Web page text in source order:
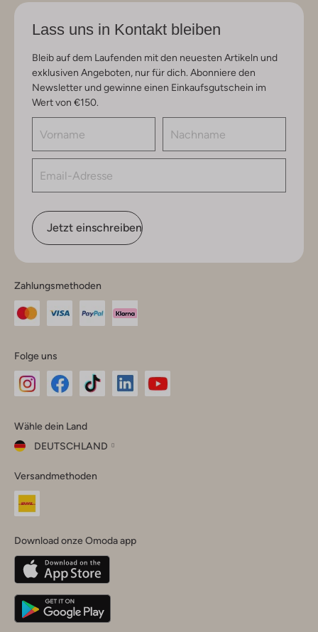
Lass uns in Kontakt bleiben
Bleib auf dem Laufenden mit den neuesten Artikeln und
exklusiven Angeboten, nur für dich. Abonniere den
Newsletter und gewinne einen Einkaufsgutschein im
Wert von €150.
Jetzt einschreiben
Zahlungsmethoden
Folge uns
Instagram
Facebook
TikTok
Wähle dein Land
DEUTSCHLAND
dein
Land
Belgique(Français)
Deutschland
Versandmethoden
Download onze Omoda app